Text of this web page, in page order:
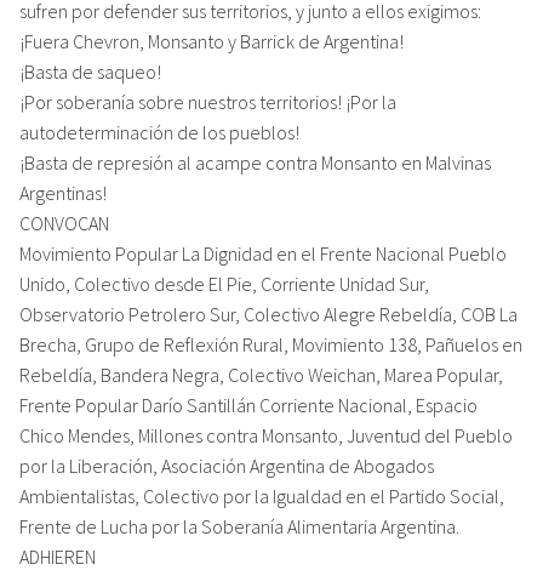
sufren por defender sus territorios, y junto a ellos exigimos:
¡Fuera Chevron, Monsanto y Barrick de Argentina!
¡Basta de saqueo!
¡Por soberanía sobre nuestros territorios! ¡Por la
autodeterminación de los pueblos!
¡Basta de represión al acampe contra Monsanto en Malvinas
Argentinas!
CONVOCAN
Movimiento Popular La Dignidad en el Frente Nacional Pueblo
Unido, Colectivo desde El Pie, Corriente Unidad Sur,
Observatorio Petrolero Sur, Colectivo Alegre Rebeldía, COB La
Brecha, Grupo de Reflexión Rural, Movimiento 138, Pañuelos en
Rebeldía, Bandera Negra, Colectivo Weichan, Marea Popular,
Frente Popular Darío Santillán Corriente Nacional, Espacio
Chico Mendes, Millones contra Monsanto, Juventud del Pueblo
por la Liberación, Asociación Argentina de Abogados
Ambientalistas, Colectivo por la Igualdad en el Partido Social,
Frente de Lucha por la Soberanía Alimentaria Argentina.
ADHIEREN